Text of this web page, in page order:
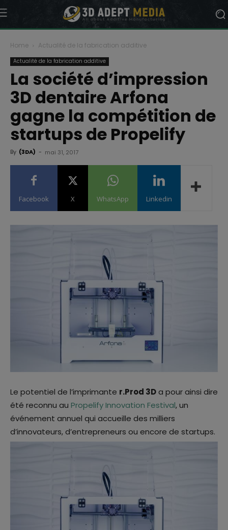
Home Actualité de la fabrication additive
Actualité de la fabrication additive
La société d’impression
3D dentaire Arfona
gagne la compétition de
startups de Propelify
By (3DA) - mai 31, 2017
Facebook X WhatsApp Linkedin
Le potentiel de l’imprimante r.Prod 3Da pour ainsi dire
été reconnu au Propelify Innovation Festival, un
événement annuel qui accueille des milliers
d’innovateurs, d’entrepreneurs ou encore de startups.